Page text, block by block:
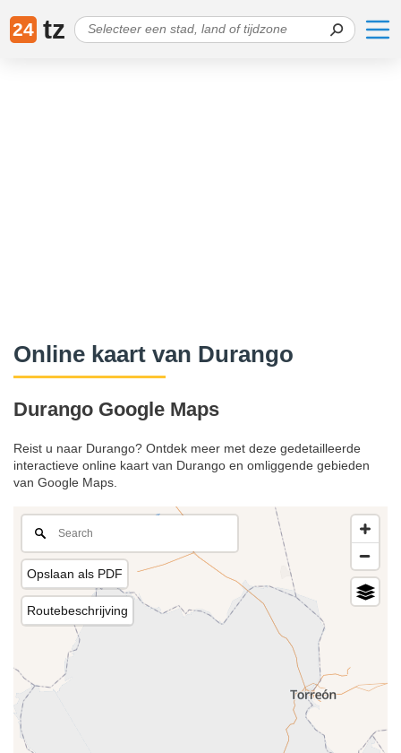
24 tz
Online kaart van Durango
Durango Google Maps
Reist u naar Durango? Ontdek meer met deze gedetailleerde
interactieve online kaart van Durango en omliggende gebieden
van Google Maps.
Opslaan als PDF
Routebeschrijving